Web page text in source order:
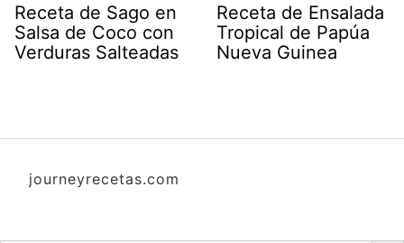
Receta de Sago en
Salsa de Coco con
Verduras Salteadas
Receta de Ensalada
Tropical de Papúa
Nueva Guinea
journeyrecetas.com
Botón